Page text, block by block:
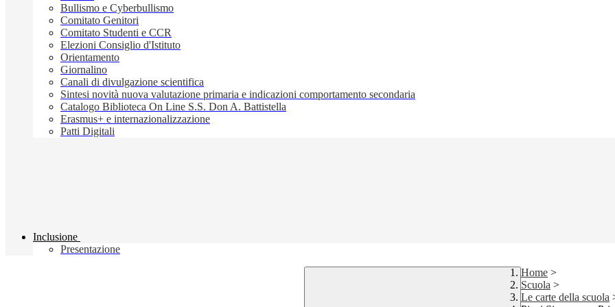
Bullismo e Cyberbullismo
Comitato Genitori
Comitato Studenti e CCR
Elezioni Consiglio d'Istituto
Orientamento
Giornalino
Canali di divulgazione scientifica
Sintesi novità nuova valutazione primaria e indicazioni comportamento secondaria
Catalogo Biblioteca On Line S.S. Don A. Battistella
Erasmus+ e internazionalizzazione
Patti Digitali
Inclusione
Presentazione
Home >
Scuola >
Le carte della scuola